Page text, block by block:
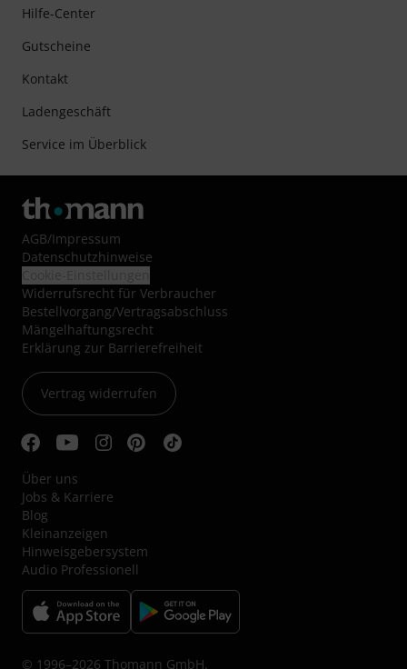
Hilfe-Center
Gutscheine
Kontakt
Ladengeschäft
Service im Überblick
AGB/Impressum
Datenschutzhinweise
Widerrufsrecht für Verbraucher
Bestellvorgang/Vertragsabschluss
Mängelhaftungsrecht
Erklärung zur Barrierefreiheit
Vertrag widerrufen
Über uns
Jobs & Karriere
Blog
Kleinanzeigen
Hinweisgebersystem
Audio Professionell
© 1996–2026 Thomann GmbH.